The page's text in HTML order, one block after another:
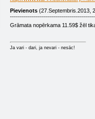
Pievienots (27.Septembris.2013,
Grāmata nopērkama 11.59$ žēl
Ja vari - dari, ja nevari - nesāc!